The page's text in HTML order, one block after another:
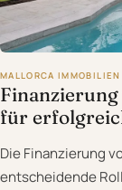
MALLORCA IMMOBILIEN
für
Die Finanzierung
entscheidende